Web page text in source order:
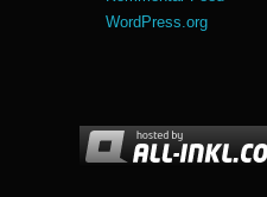
WordPress.org